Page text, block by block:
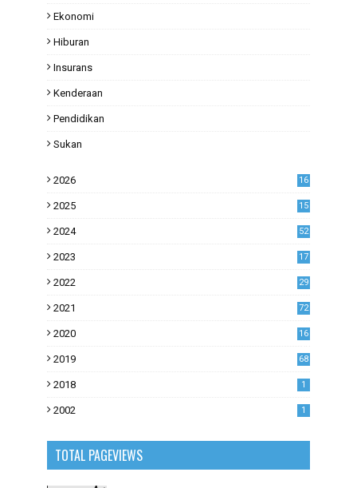
Ekonomi
Hiburan
Insurans
Kenderaan
Pendidikan
Sukan
2026 16
2025 15
2024 52
2023
17
2022
29
2021
72
2020
16
2019
68
2018 1
2002 1
TOTAL PAGEVIEWS